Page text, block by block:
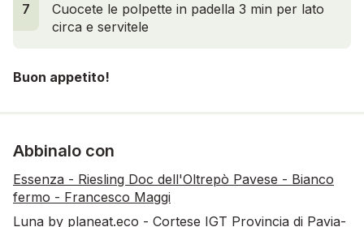
7
Cuocete le polpette in padella 3 min per lato
circa e servitele
Buon appetito!
Abbinalo con
Essenza - Riesling Doc dell'Oltrepò Pavese - Bianco
fermo - Francesco Maggi
Luna by planeat.eco - Cortese IGT Provincia di Pavia-